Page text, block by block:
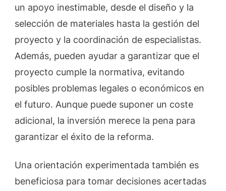
un apoyo inestimable, desde el diseño y la
selección de materiales hasta la gestión del
proyecto y la coordinación de especialistas.
Además, pueden ayudar a garantizar que el
proyecto cumple la normativa, evitando
posibles problemas legales o económicos en
el futuro. Aunque puede suponer un coste
adicional, la inversión merece la pena para
garantizar el éxito de la reforma.
Una orientación experimentada también es
beneficiosa para tomar decisiones acertadas